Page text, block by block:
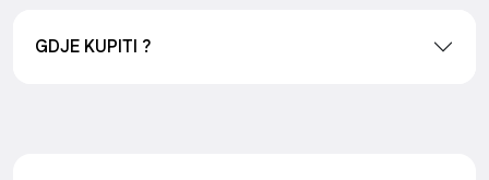
GDJE KUPITI ?